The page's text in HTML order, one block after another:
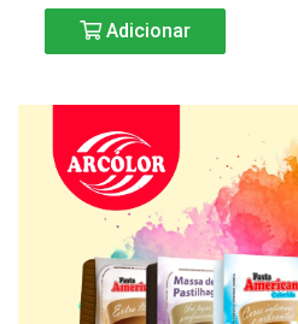
Adicionar